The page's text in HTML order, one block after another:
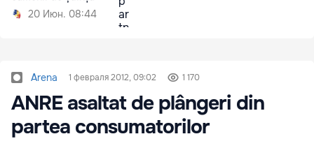
20 Июн. 08:44
Arena 1 февраля 2012, 09:02 1 170
ANRE asaltat de plângeri din
partea consumatorilor